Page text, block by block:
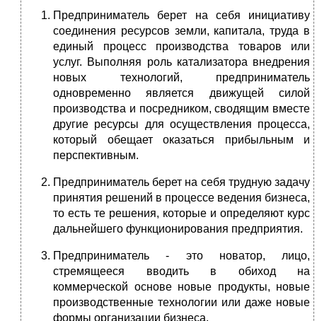
Предприниматель берет на себя инициативу
соединения ресурсов земли, капитала, труда в
единый процесс производства товаров или
услуг. Выполняя роль катализатора внедрения
новых технологий, предприниматель
одновременно является движущей силой
производства и посредником, сводящим вместе
другие ресурсы для осуществления процесса,
который обещает оказаться прибыльным и
перспективным.
Предприниматель берет на себя трудную задачу
принятия решений в процессе ведения бизнеса,
то есть те решения, которые и определяют курс
дальнейшего функционирования предприятия.
Предприниматель - это новатор, лицо,
стремящееся вводить в обиход на
коммерческой основе новые продукты, новые
производственные технологии или даже новые
формы организации бизнеса.